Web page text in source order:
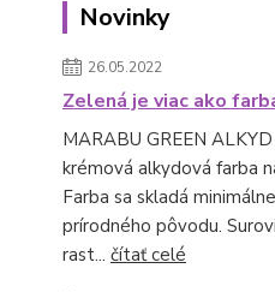
Novinky
26.05.2022
Zelená je viac ako
MARABU GREEN
krémová alkydová farba
Farba sa skladá
prírodného pôvodu.
rast... čítať celé